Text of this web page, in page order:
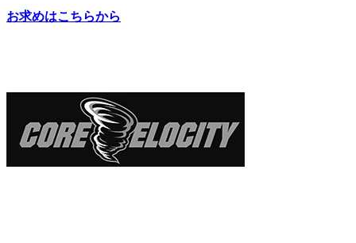
お求めはこちらから